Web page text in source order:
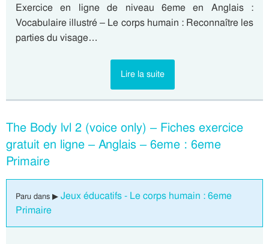
Exercice en ligne de niveau 6eme en Anglais :
Vocabulaire illustré – Le corps humain : Reconnaître les
parties du visage…
Lire la suite
The Body lvl 2 (voice only) – Fiches exercice
gratuit en ligne – Anglais – 6eme : 6eme
Primaire
Paru dans ▶ Jeux éducatifs - Le corps humain : 6eme
Primaire